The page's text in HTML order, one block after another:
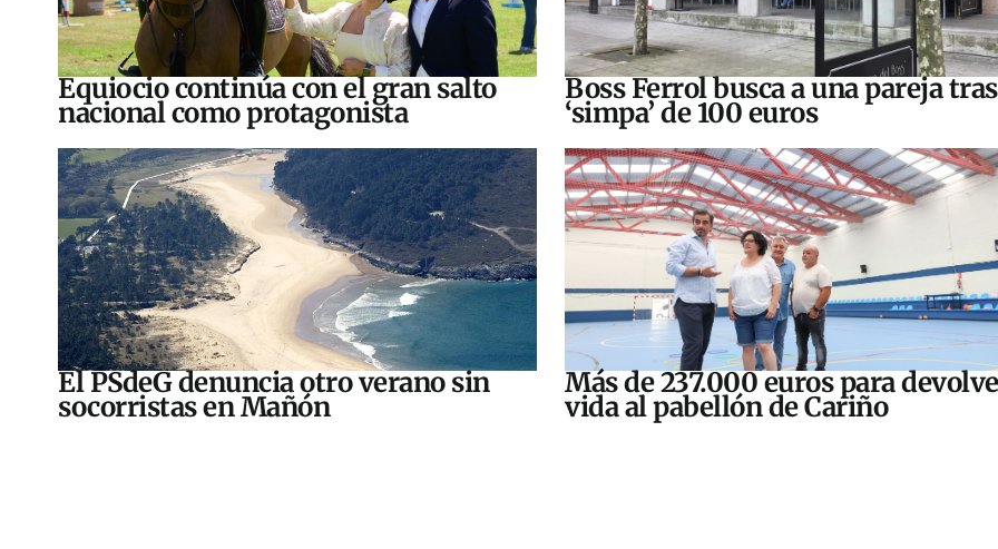
Equiocio continúa con el gran salto
nacional como protagonista
Boss Ferrol busca a una pareja
‘simpa’ de 100 euros
El PSdeG denuncia otro verano sin
socorristas en Mañón
Más de 237.000 euros para
vida al pabellón de Cariño